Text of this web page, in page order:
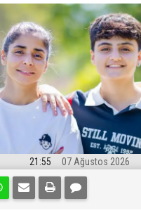
21:55 07 Ağustos 2026